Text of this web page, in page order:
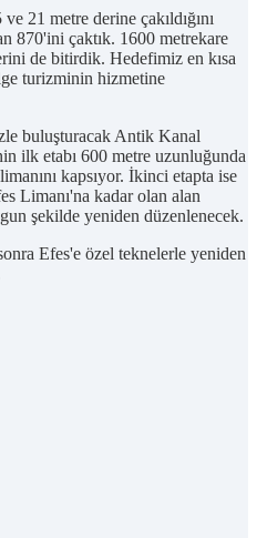
21 metre derine çakıldığını
870'ini çaktık. 1600 metrekare
de bitirdik. Hedefimiz en kısa
turizminin hizmetine
buluşturacak Antik Kanal
ilk etabı 600 metre uzunluğunda
kapsıyor. İkinci etapta ise
Limanı'na kadar olan alan
şekilde yeniden düzenlenecek.
Efes'e özel teknelerle yeniden